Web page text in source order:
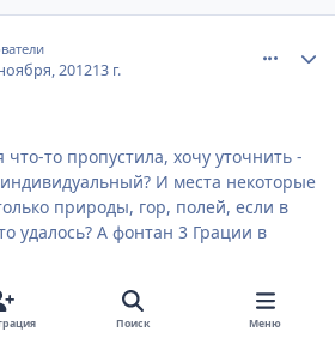
201213 г.
то пропустила, хочу уточнить -
И места некоторые
природы, гор, полей, если в
удалось? А фонтан 3 Грации в
в Aix - en - Provence. Это
на авто для подготовки тура
Поиск Меню